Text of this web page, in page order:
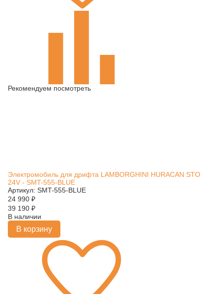
Рекомендуем посмотреть
Электромобиль для дрифта LAMBORGHINI HURACAN STO
24V - SMT-555-BLUE
Артикул: SMT-555-BLUE
24 990 ₽
39 190 ₽
В наличии
В корзину